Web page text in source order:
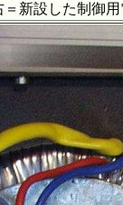
右端＝ラ